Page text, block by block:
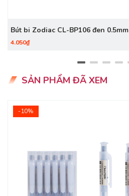
Bút bi Zodiac CL-BP106 đen 0.5mm
4.050₫
SẢN PHẨM ĐÃ XEM
-10%